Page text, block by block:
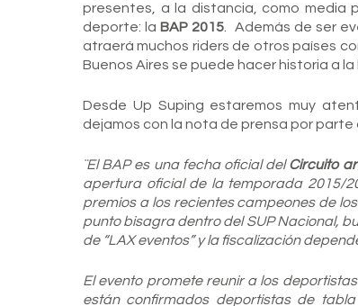
presentes, a la distancia, como
deporte: la BAP 2015 . Además de ser
atraerá muchos riders de otros países
Buenos Aires se puede hacer historia a
Desde Up Suping estaremos muy
dejamos con la nota de prensa por parte
¨El BAP es una fecha oficial delCircuito
apertura oficial de la temporada 2015/
premios a los recientes campeones de
punto bisagra dentro del SUP Nacional,
de “LAX eventos” y la fiscalización
El evento promete reunir a los
están confirmados deportistas de